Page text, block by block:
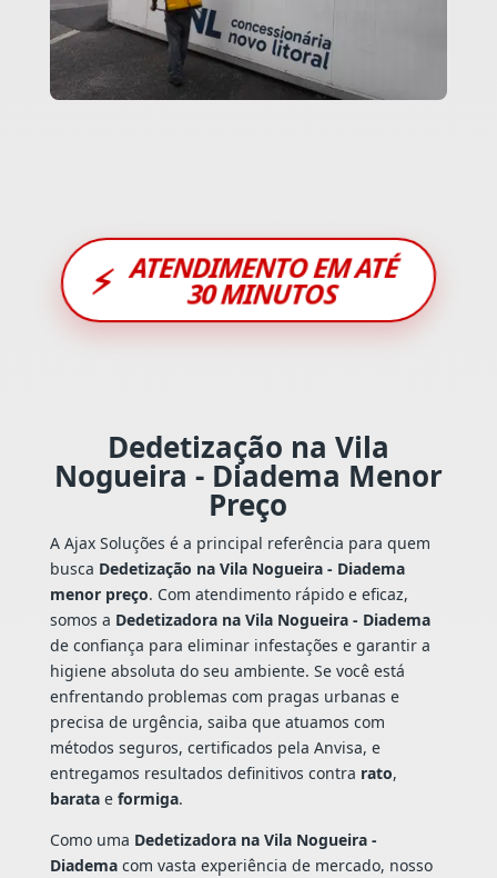
⚡ ATENDIMENTO EM ATÉ
30 MINUTOS
Dedetização na Vila
Nogueira - Diadema Menor
Preço
A Ajax Soluções é a principal referência para quem
busca Dedetização na Vila Nogueira - Diadema
menor preço. Com atendimento rápido e eficaz,
somos a Dedetizadora na Vila Nogueira - Diadema
de confiança para eliminar infestações e garantir a
higiene absoluta do seu ambiente. Se você está
enfrentando problemas com pragas urbanas e
precisa de urgência, saiba que atuamos com
métodos seguros, certificados pela Anvisa, e
entregamos resultados definitivos contra rato,
baratae formiga.
Como uma Dedetizadora na Vila Nogueira -
Diademacom vasta experiência de mercado, nosso